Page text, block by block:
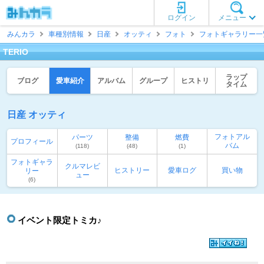
メニュー
ログイン
みんカラ
車種別情報 日産 オッティ フォト フォトギャラリー
TERIO
ブログ 愛車紹介 アルバム グループ ヒストリ
ラップ
タイム
日産 オッティ
プロフィール パーツ
(118)
整備
(48)
燃費
(1)
フォトアル
バム
フォトギャラ
リー
(6)
クルマレビ
ュー
ヒストリー 愛車ログ 買い物
イベント限定トミカ♪